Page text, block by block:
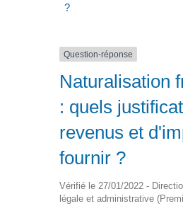
?
Question-réponse
Naturalisation
: quels
revenus et
fournir ?
Vérifié le 27/01/2022 -
légale et administrative